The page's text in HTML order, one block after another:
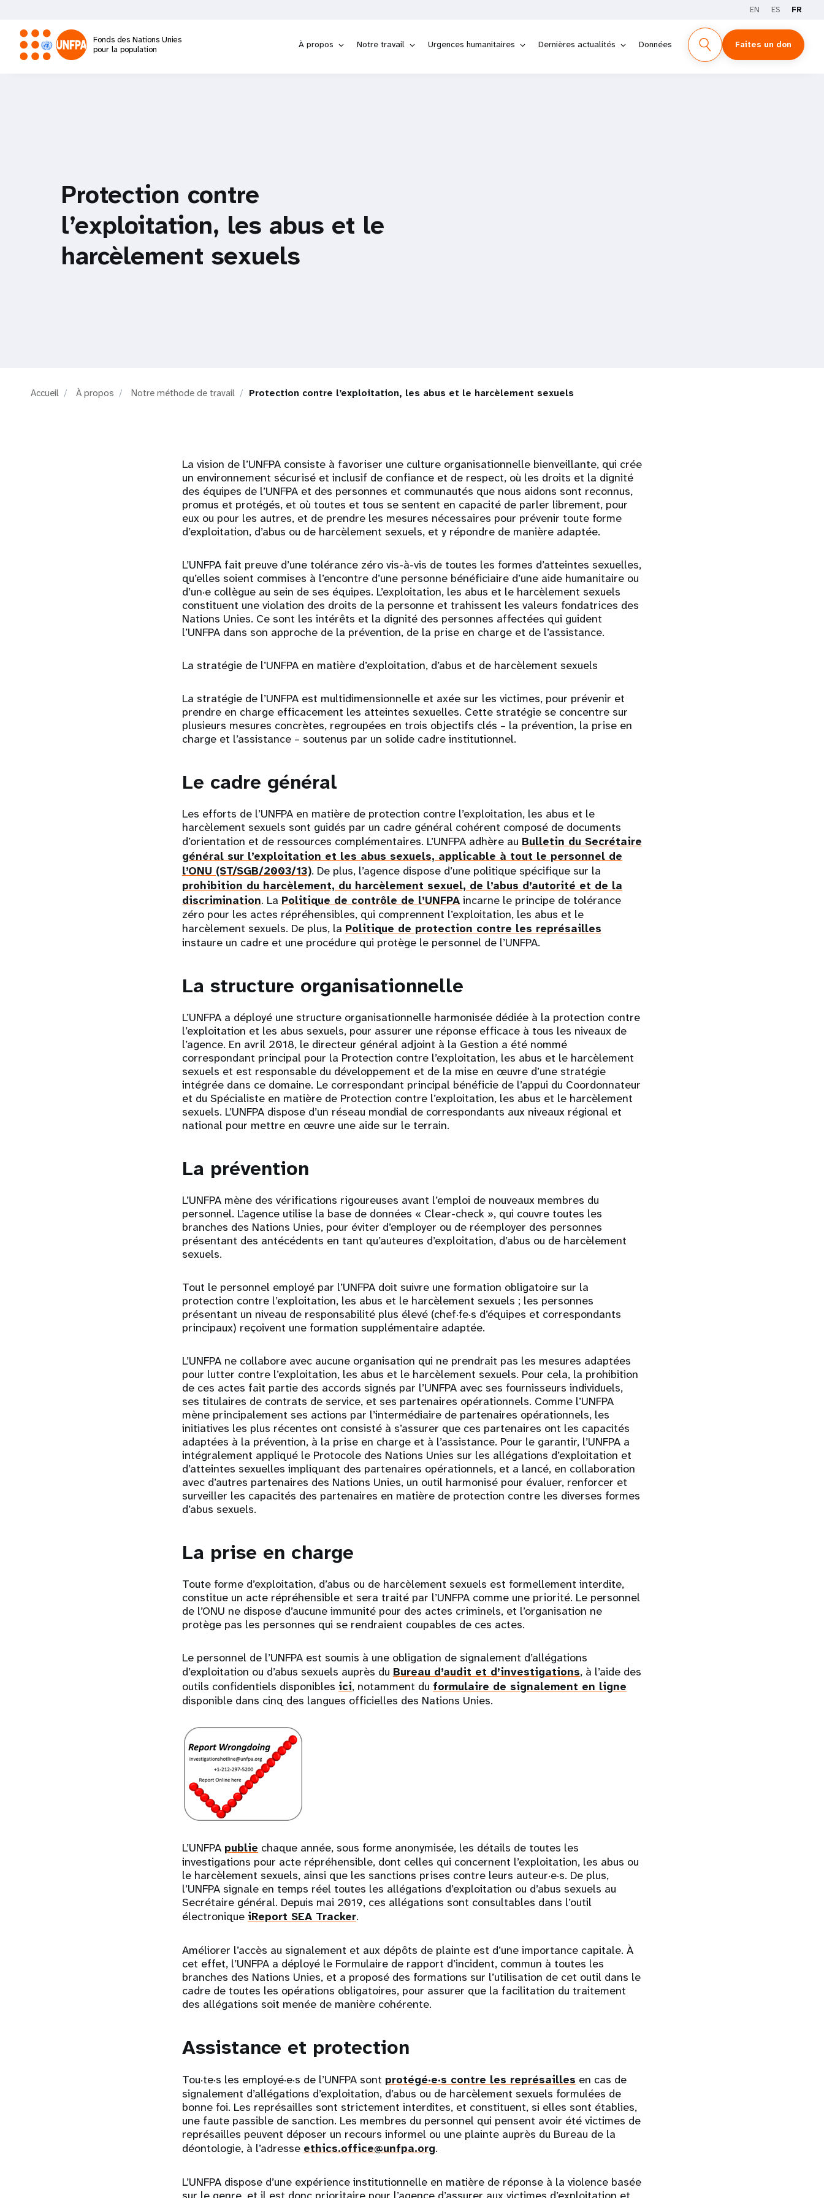
contenu
principal
EN ES FR
Fonds des Nations Unies
pour la population
À propos Notre travail Urgences humanitaires Dernières actualités Données Faites un don
Protection contre
l’exploitation, les abus et le
harcèlement sexuels
Accueil À propos Notre méthode de travail Protection contre l’exploitation, les abus et le harcèlement sexuels
La vision de l’UNFPA consiste à favoriser une culture organisationnelle bienveillante, qui crée
un environnement sécurisé et inclusif de confiance et de respect, où les droits et la dignité
des équipes de l’UNFPA et des personnes et communautés que nous aidons sont reconnus,
promus et protégés, et où toutes et tous se sentent en capacité de parler librement, pour
eux ou pour les autres, et de prendre les mesures nécessaires pour prévenir toute forme
d’exploitation, d’abus ou de harcèlement sexuels, et y répondre de manière adaptée.
L’UNFPA fait preuve d’une tolérance zéro vis-à-vis de toutes les formes d’atteintes sexuelles,
qu’elles soient commises à l’encontre d’une personne bénéficiaire d’une aide humanitaire ou
d’un·e collègue au sein de ses équipes. L’exploitation, les abus et le harcèlement sexuels
constituent une violation des droits de la personne et trahissent les valeurs fondatrices des
Nations Unies. Ce sont les intérêts et la dignité des personnes affectées qui guident
l’UNFPA dans son approche de la prévention, de la prise en charge et de l’assistance.
La stratégie de l’UNFPA en matière d’exploitation, d’abus et de harcèlement sexuels
La stratégie de l’UNFPA est multidimensionnelle et axée sur les victimes, pour prévenir et
prendre en charge efficacement les atteintes sexuelles. Cette stratégie se concentre sur
plusieurs mesures concrètes, regroupées en trois objectifs clés – la prévention, la prise en
charge et l’assistance – soutenus par un solide cadre institutionnel.
Le cadre général
Les efforts de l’UNFPA en matière de protection contre l’exploitation, les abus et le
harcèlement sexuels sont guidés par un cadre général cohérent composé de documents
d’orientation et de ressources complémentaires. L’UNFPA adhère au Bulletin du Secrétaire
général sur l’exploitation et les abus sexuels, applicable à tout le personnel de
l’ONU (ST/SGB/2003/13). De plus, l’agence dispose d’une politique spécifique sur la
prohibition du harcèlement, du harcèlement sexuel, de l’abus d’autorité et de la
discrimination. La Politique de contrôle de l’UNFPA incarne le principe de tolérance
zéro pour les actes répréhensibles, qui comprennent l’exploitation, les abus et le
harcèlement sexuels. De plus, la Politique de protection contre les représailles
instaure un cadre et une procédure qui protège le personnel de l’UNFPA.
La structure organisationnelle
L’UNFPA a déployé une structure organisationnelle harmonisée dédiée à la protection contre
l’exploitation et les abus sexuels, pour assurer une réponse efficace à tous les niveaux de
l’agence. En avril 2018, le directeur général adjoint à la Gestion a été nommé
correspondant principal pour la Protection contre l’exploitation, les abus et le harcèlement
sexuels et est responsable du développement et de la mise en œuvre d’une stratégie
intégrée dans ce domaine. Le correspondant principal bénéficie de l’appui du Coordonnateur
et du Spécialiste en matière de Protection contre l’exploitation, les abus et le harcèlement
sexuels. L’UNFPA dispose d’un réseau mondial de correspondants aux niveaux régional et
national pour mettre en œuvre une aide sur le terrain.
La prévention
L’UNFPA mène des vérifications rigoureuses avant l’emploi de nouveaux membres du
personnel. L’agence utilise la base de données « Clear-check », qui couvre toutes les
branches des Nations Unies, pour éviter d’employer ou de réemployer des personnes
présentant des antécédents en tant qu’auteures d’exploitation, d’abus ou de harcèlement
sexuels.
Tout le personnel employé par l’UNFPA doit suivre une formation obligatoire sur la
protection contre l’exploitation, les abus et le harcèlement sexuels ; les personnes
présentant un niveau de responsabilité plus élevé (chef·fe·s d’équipes et correspondants
principaux) reçoivent une formation supplémentaire adaptée.
L’UNFPA ne collabore avec aucune organisation qui ne prendrait pas les mesures adaptées
pour lutter contre l’exploitation, les abus et le harcèlement sexuels. Pour cela, la prohibition
de ces actes fait partie des accords signés par l’UNFPA avec ses fournisseurs individuels,
ses titulaires de contrats de service, et ses partenaires opérationnels. Comme l’UNFPA
mène principalement ses actions par l’intermédiaire de partenaires opérationnels, les
initiatives les plus récentes ont consisté à s’assurer que ces partenaires ont les capacités
adaptées à la prévention, à la prise en charge et à l’assistance. Pour le garantir, l’UNFPA a
intégralement appliqué le Protocole des Nations Unies sur les allégations d’exploitation et
d’atteintes sexuelles impliquant des partenaires opérationnels, et a lancé, en collaboration
avec d’autres partenaires des Nations Unies, un outil harmonisé pour évaluer, renforcer et
surveiller les capacités des partenaires en matière de protection contre les diverses formes
d’abus sexuels.
La prise en charge
Toute forme d’exploitation, d’abus ou de harcèlement sexuels est formellement interdite,
constitue un acte répréhensible et sera traité par l’UNFPA comme une priorité. Le personnel
de l’ONU ne dispose d’aucune immunité pour des actes criminels, et l’organisation ne
protège pas les personnes qui se rendraient coupables de ces actes.
Le personnel de l’UNFPA est soumis à une obligation de signalement d’allégations
d’exploitation ou d’abus sexuels auprès du Bureau d’audit et d’investigations, à l’aide des
outils confidentiels disponibles ici, notamment du formulaire de signalement en ligne
disponible dans cinq des langues officielles des Nations Unies.
L’UNFPA publie chaque année, sous forme anonymisée, les détails de toutes les
investigations pour acte répréhensible, dont celles qui concernent l’exploitation, les abus ou
le harcèlement sexuels, ainsi que les sanctions prises contre leurs auteur·e·s. De plus,
l’UNFPA signale en temps réel toutes les allégations d’exploitation ou d’abus sexuels au
Secrétaire général. Depuis mai 2019, ces allégations sont consultables dans l’outil
électronique iReport SEA Tracker.
Améliorer l’accès au signalement et aux dépôts de plainte est d’une importance capitale. À
cet effet, l’UNFPA a déployé le Formulaire de rapport d’incident, commun à toutes les
branches des Nations Unies, et a proposé des formations sur l’utilisation de cet outil dans le
cadre de toutes les opérations obligatoires, pour assurer que la facilitation du traitement
des allégations soit menée de manière cohérente.
Assistance et protection
Tou·te·s les employé·e·s de l’UNFPA sont protégé·e·s contre les représailles en cas de
signalement d’allégations d’exploitation, d’abus ou de harcèlement sexuels formulées de
bonne foi. Les représailles sont strictement interdites, et constituent, si elles sont établies,
une faute passible de sanction. Les membres du personnel qui pensent avoir été victimes de
représailles peuvent déposer un recours informel ou une plainte auprès du Bureau de la
déontologie, à l’adresse ethics.office@unfpa.org.
L’UNFPA dispose d’une expérience institutionnelle en matière de réponse à la violence basée